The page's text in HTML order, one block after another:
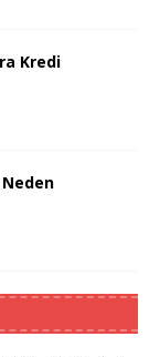
Kredi
Neden